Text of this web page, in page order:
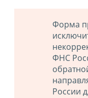
Форма
ФНС
России